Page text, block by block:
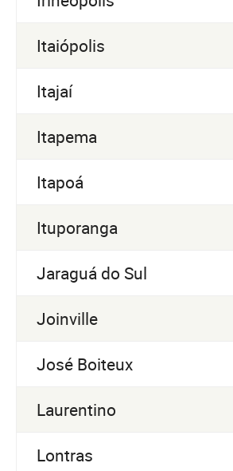
Itaiópolis
Itajaí
Itapema
Itapoá
Ituporanga
Jaraguá do Sul
Joinville
José Boiteux
Laurentino
Lontras